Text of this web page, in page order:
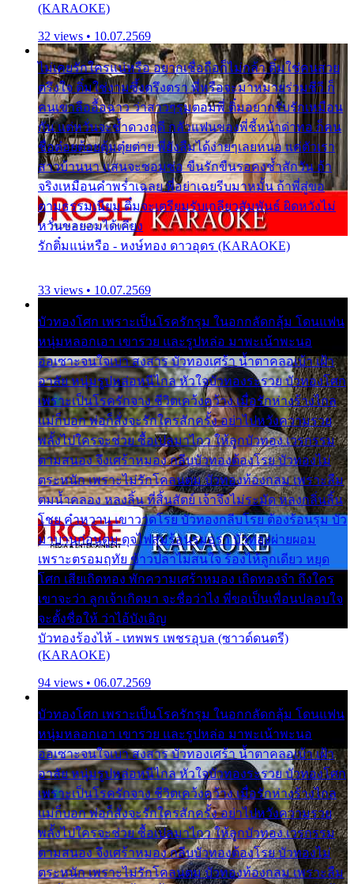
(KARAOKE)
32 views • 10.07.2569
ไม่เคยรักใครแน่หรือ อยากเชื่อถือก็ไม่กล้า ติ๋มใช่คนสวย
ตรึงใจ ติ๋มใช่งามซึ้งตรึงตรา พี่หรือจะมาหมายร่วมชีวี ก็
คนเขาลืออื้อฉาว ว่าสาวๆรุมตอมพี่ ติ๋มอยากรับรักเหมือน
กัน แต่หวั่นจะช้ำดวงฤดี กลัวแฟนของพี่ชี้หน้าด่าทอ ก็คน
ชื่อต๋อยต้อยตุ้มตุ๋ยต่าย พี่ยังลืมได้ง่ายๆเลยหนอ แค่ตัวเรา
สาวบ้านนา แสนจะซอมซ่อ ขืนรักขืนรอคงช้ำสักวัน ถ้า
จริงเหมือนคำพร่ำเฉลย พี่อย่าเฉยรีบมาหมั้น ถ้าพี่สู่ขอ
ตามธรรมเนียม ติ๋มจะเตรียมรับเกลียวสัมพันธ์ ผิดหวังไม่
หวั่นขอยอมได้เคียง
รักติ๋มแน่หรือ - หงษ์ทอง ดาวอุดร (KARAOKE)
33 views • 10.07.2569
บัวทองโศก เพราะเป็นโรครักรุม ในอกกลัดกลุ้ม โดนแฟน
หนุ่มหลอกเอา เขารวย และรูปหล่อ มาพะเน้าพะนอ
ออเซาะจนใจเบา สงสาร บัวทองเศร้า น้ำตาคลอเบ้า เฝ้า
อาลัย หนุ่มรูปหล่อหนีไกล หัวใจบัวทองระรวย บัวทองโศก
เพราะเป็นโรครักจาง ชีวิตเคว้งคว้าง เมื่อรักห่างร้างไกล
แม่ก็บอก พ่อก็สั่งจะรักใครสักครั้ง อย่าไปหวังความรวย
พลั้งไปใครจะช่วย ซื้อเปลมาไกว ให้ลูกบัวทอง เวรกรรม
ตามสนอง จึงเศร้าหมอง กลีบบัวทองต้องโรย บัวทองไม่
ตระหนัก เพราะไม่รักโคลนตม บัวทองท้องกลม เพราะลืม
ตมน้ำคลอง หลงลิ้น ที่สิ้นสัตย์ เจ้าจึงไม่ระมัด หลงกลิ่นลิ้น
โชย คำหวาน เขาวาดโรย บัวทองกลีบโรย ต้องร้อนรุม บัว
มาบานก่อนตูม ดุจไฟสุมร้อนรุมอุรา บัวทองผ่ายผอม
เพราะตรอมฤทัย ข้าวปลาไม่สนใจ ร้องไห้ลูกเดียว หยุด
โศก เสียเถิดทอง พักความเศร้าหมอง เถิดทองจ๋า ถึงใคร
เขาจะว่า ลูกเจ้าเกิดมา จะชื่อว่าไง พี่ขอเป็นเพื่อนปลอบใจ
จะตั้งชื่อให้ ว่าไอ้บังเอิญ
บัวทองร้องไห้ - เทพพร เพชรอุบล (ซาวด์ดนตรี)
(KARAOKE)
94 views • 06.07.2569
บัวทองโศก เพราะเป็นโรครักรุม ในอกกลัดกลุ้ม โดนแฟน
หนุ่มหลอกเอา เขารวย และรูปหล่อ มาพะเน้าพะนอ
ออเซาะจนใจเบา สงสาร บัวทองเศร้า น้ำตาคลอเบ้า เฝ้า
อาลัย หนุ่มรูปหล่อหนีไกล หัวใจบัวทองระรวย บัวทองโศก
เพราะเป็นโรครักจาง ชีวิตเคว้งคว้าง เมื่อรักห่างร้างไกล
แม่ก็บอก พ่อก็สั่งจะรักใครสักครั้ง อย่าไปหวังความรวย
พลั้งไปใครจะช่วย ซื้อเปลมาไกว ให้ลูกบัวทอง เวรกรรม
ตามสนอง จึงเศร้าหมอง กลีบบัวทองต้องโรย บัวทองไม่
ตระหนัก เพราะไม่รักโคลนตม บัวทองท้องกลม เพราะลืม